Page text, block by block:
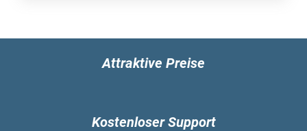
Attraktive Preise
Kostenloser Support